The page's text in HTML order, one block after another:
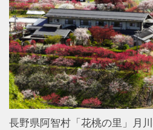
長野県阿智村「花桃の里」月